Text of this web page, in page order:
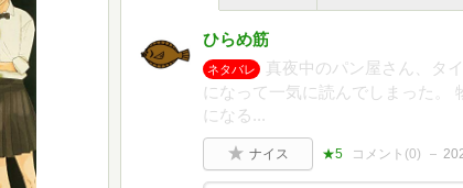
ひらめ筋
ネタバレ
真夜中のパン屋さん、タ
になって一気に読んでしまった。
になる...
ナイス ★5 コメント(0)